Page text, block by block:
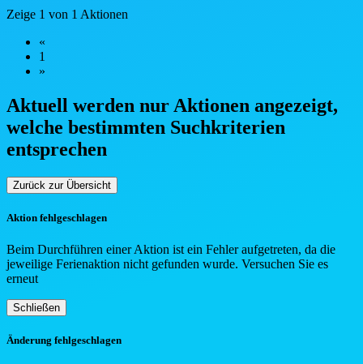
Zeige 1 von 1 Aktionen
«
1
»
Aktuell werden nur Aktionen angezeigt,
welche bestimmten Suchkriterien
entsprechen
Zurück zur Übersicht
Aktion fehlgeschlagen
Beim Durchführen einer Aktion ist ein Fehler aufgetreten, da die
jeweilige Ferienaktion nicht gefunden wurde. Versuchen Sie es
erneut
Schließen
Änderung fehlgeschlagen